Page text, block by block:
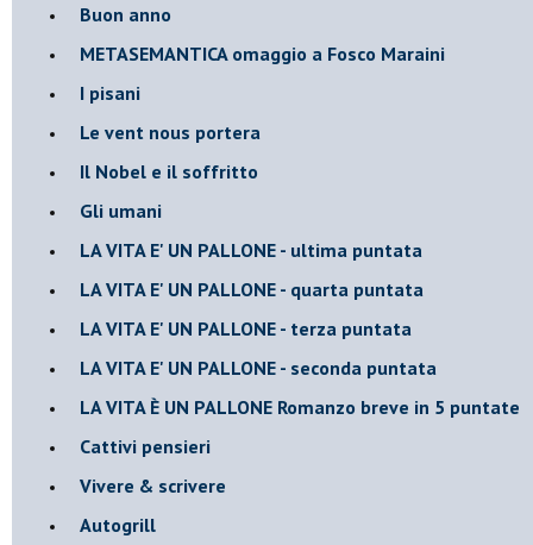
Buon anno
METASEMANTICA omaggio a Fosco Maraini
I pisani
Le vent nous portera
Il Nobel e il soffritto
Gli umani
LA VITA E' UN PALLONE - ultima puntata
LA VITA E' UN PALLONE - quarta puntata
LA VITA E' UN PALLONE - terza puntata
LA VITA E' UN PALLONE - seconda puntata
LA VITA È UN PALLONE Romanzo breve in 5 puntate
Cattivi pensieri
Vivere & scrivere
Autogrill